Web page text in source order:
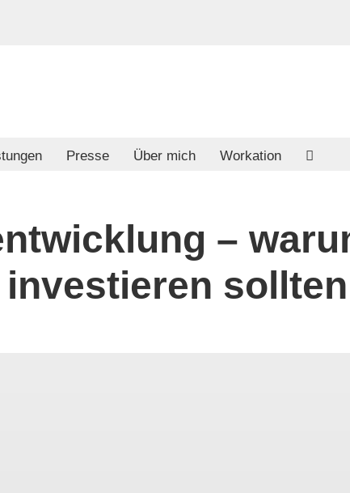
Presse Über mich Workation
–
sollten